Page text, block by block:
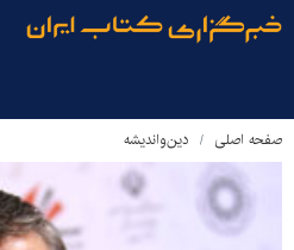
صفحه اصلی دین‌واندیشه